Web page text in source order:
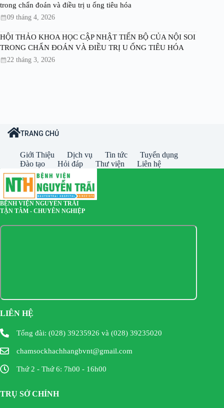
trong chẩn đoán và điều trị u ống tiêu hóa
09 tháng 4, 2026
HỘI THẢO KHOA HỌC CẬP NHẬT TIẾN BỘ CỦA NỘI SOI
TRONG CHẨN ĐOÁN VÀ ĐIỀU TRỊ U ỐNG TIÊU HÓA
22 tháng 3, 2026
TRANG CHỦ
Giới Thiệu Dịch vụ Tin tức
Tuyển dụng
Đào tạo
Hỏi đáp Thư viện Liên hệ
BỆNH VIỆN NGUYỄN TRÃI
TẬN TÂM - CHUYÊN NGHIỆP
LIÊN HỆ
Tổng đài: (028) 39235926 và (028) 39235020
chamsockhachhangbvnt@gmail.com
Thứ 2 - Thứ 6: 7h00 - 16h00
TRỤ SỞ CHÍNH